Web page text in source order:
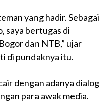
yang hadir. Sebagai
saya bertugas di
dan NTB,” ujar
di pundaknya itu.
dengan adanya dialog
para awak media.